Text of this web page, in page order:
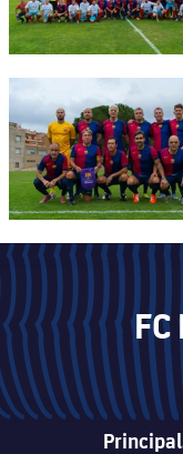
FC Barcelona club badge
FC